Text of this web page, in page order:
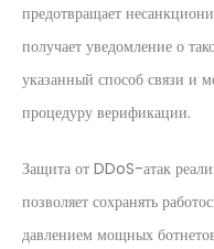
предотвращает
получает уведомление о
указанный способ связи и
процедуру верификации.
Защита от DDoS-атак
позволяет сохранять
давлением мощных